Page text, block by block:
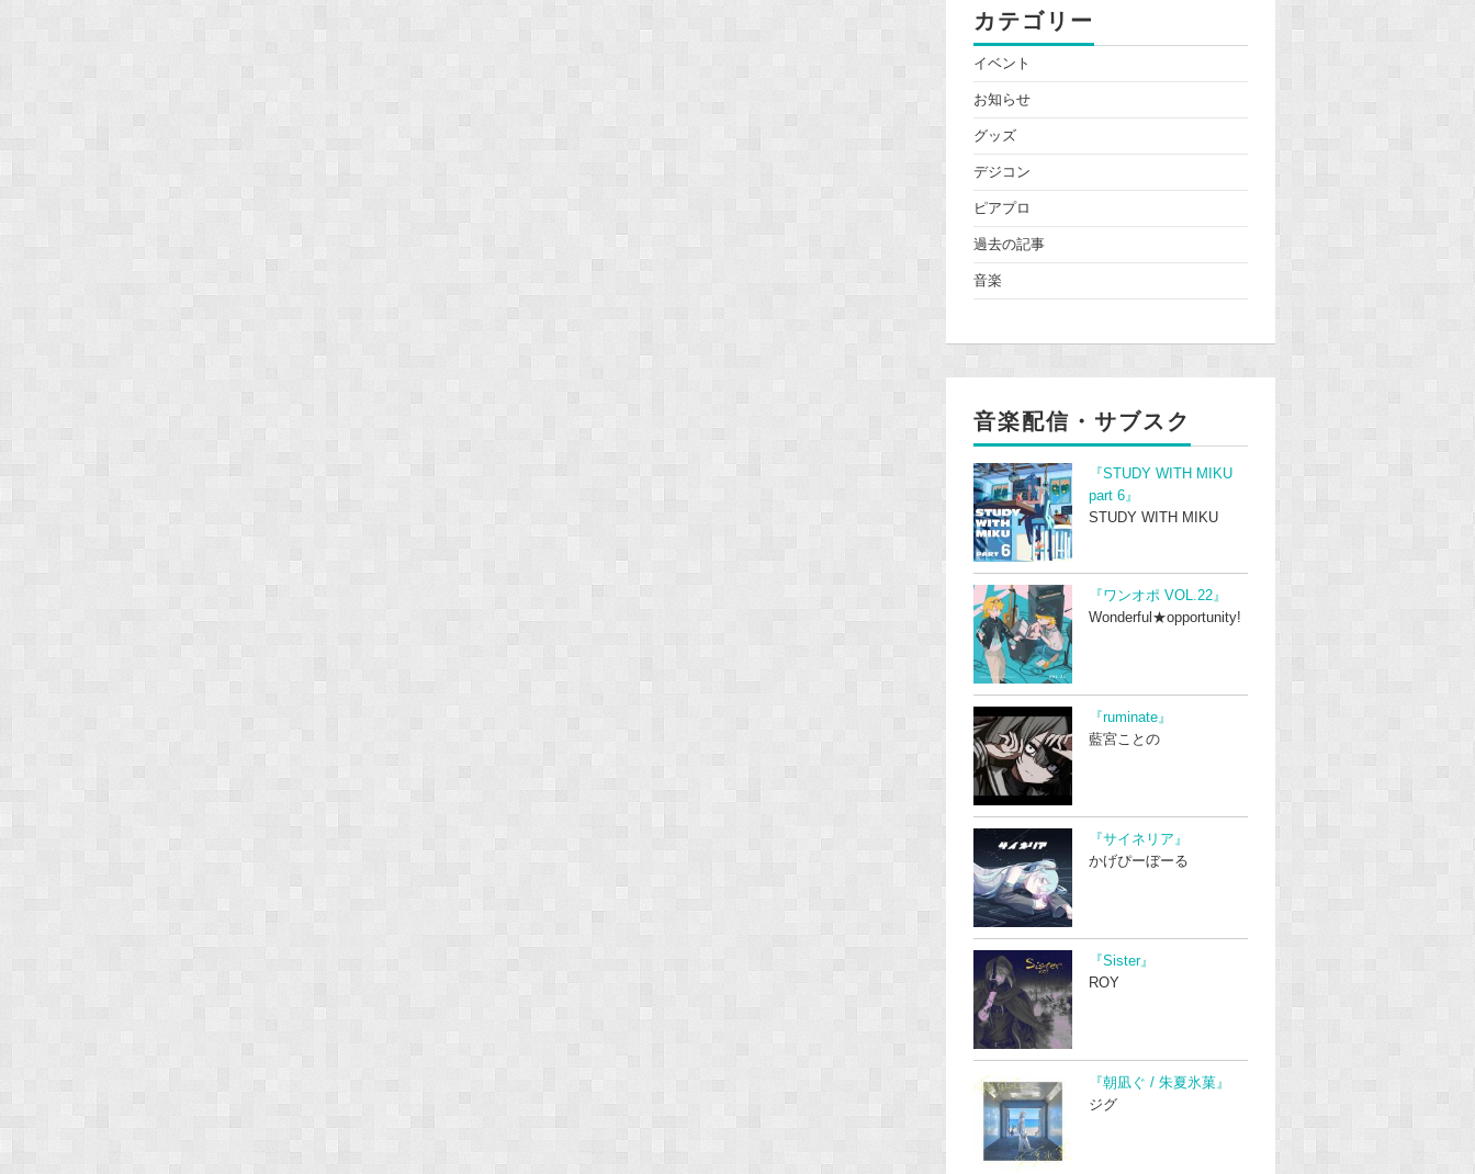
カテゴリー
イベント
お知らせ
グッズ
デジコン
ピアプロ
過去の記事
音楽
音楽配信・サブスク
『STUDY WITH MIKU
part 6』
STUDY WITH MIKU
『ワンオポ VOL.22』
Wonderful★opportunity!
『ruminate』
藍宮ことの
『サイネリア』
かげぴーぼーる
『Sister』
ROY
『朝凪ぐ / 朱夏氷菓』
ジグ